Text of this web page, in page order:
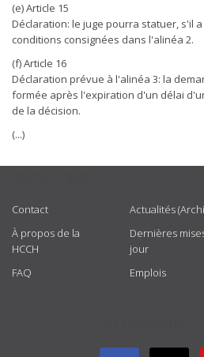
(e) Article 15
Déclaration: le juge pourra statuer, s'il
conditions consignées dans l'alinéa 2.
(f) Article 16
Déclaration prévue à l'alinéa 3: la
formée après l'expiration d'un délai
de la décision.
(...)
Contact
À propos de la
HCCH
FAQ
Actualités
Dernières
jour
Emplois